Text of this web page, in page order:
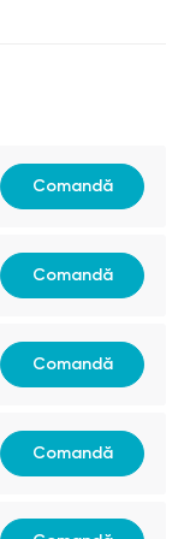
Comandă
Comandă
Comandă
Comandă